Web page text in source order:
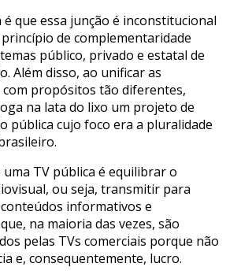
que essa junção é inconstitucional
de complementaridade
público, privado e estatal de
Além disso, ao unificar as
com propósitos tão diferentes,
na lata do lixo um projeto de
pública cujo foco era a pluralidade
uma TV pública é equilibrar o
ou seja, transmitir para
informativos e
na maioria das vezes, são
pelas TVs comerciais porque não
e, consequentemente, lucro.